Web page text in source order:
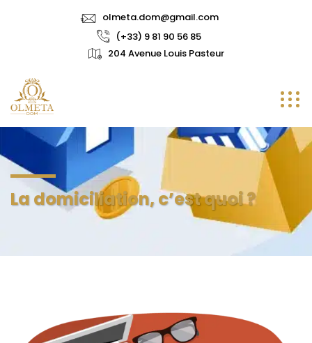
olmeta.dom@gmail.com
(+33) 9 81 90 56 85
204 Avenue Louis Pasteur
La domiciliation, c’est quoi ?